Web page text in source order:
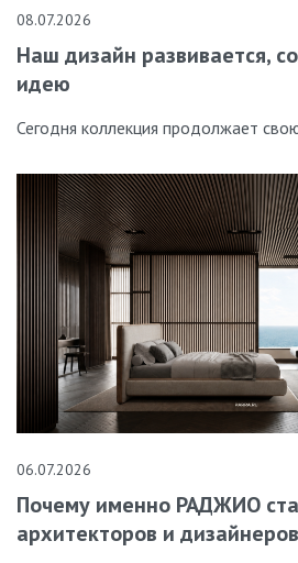
08.07.2026
Наш дизайн развивается,
идею
Сегодня коллекция продолжает
06.07.2026
Почему именно РАДЖИО
архитекторов и дизайнеров